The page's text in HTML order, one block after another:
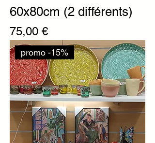
60x80cm (2 différents)
Prix
75,00 €
promo -15%